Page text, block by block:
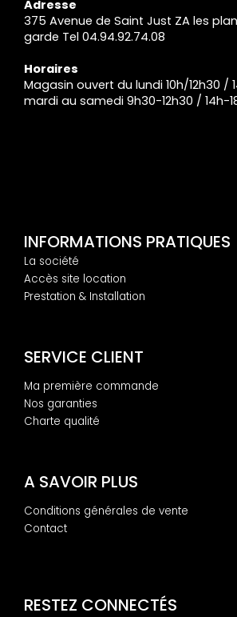
Adresse
375 Avenue de Saint Just ZA les
garde Tel 04.94.92.74.08
Horaires
Magasin ouvert du lundi 10h/12h30 /
mardi au samedi 9h30-12h30 / 14h-
INFORMATIONS PRATIQUES
La société
Accès site location
Prestation & Installation
SERVICE CLIENT
Ma première commande
Nos garanties
Charte qualité
A SAVOIR PLUS
Conditions générales de vente
Contact